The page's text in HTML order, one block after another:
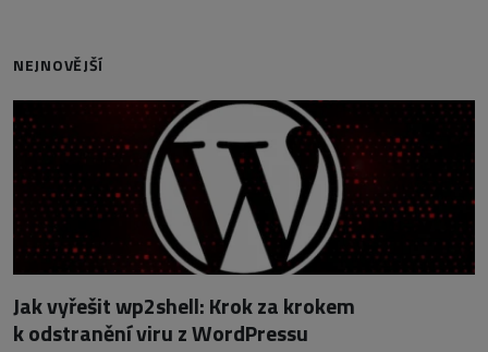
NEJNOVĚJŠÍ
Jak vyřešit wp2shell: Krok za krokem
k odstranění viru z WordPressu